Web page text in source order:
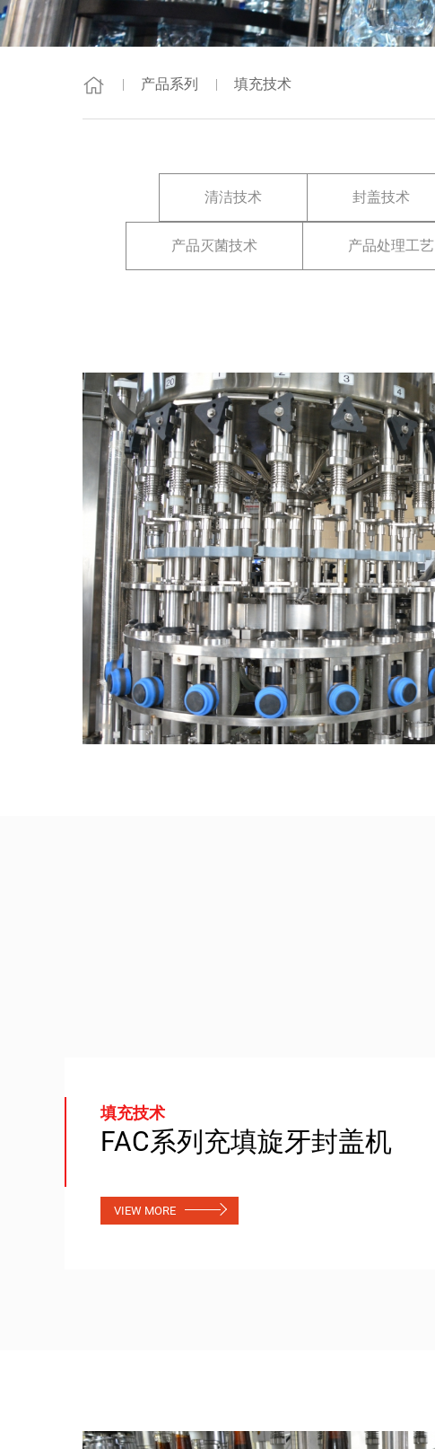
产品系列 填充技术
清洁技术 封盖技术
产品灭菌技术 产品处理工艺
填充技术
FAC系列充填旋牙封盖机
VIEW MORE